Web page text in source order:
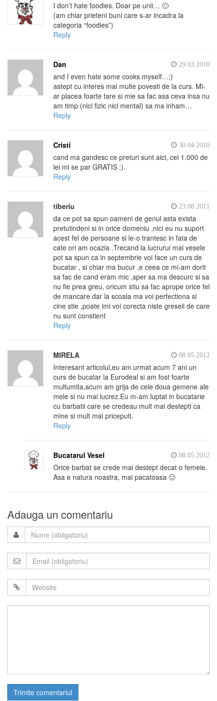
I don’t hate foodies. Doar pe unii… 🙂
(am chiar prieteni buni care s-ar incadra la
categoria “foodies”)
Reply
29.03.2010
Dan
and I even hate some cooks myself…;)
astept cu interes mai multe povesti de la curs. Mi-
ar placea foarte tare si mie sa fac asa ceva insa nu
am timp (nici fizic nici mental) sa ma inham…
Reply
30.04.2010
Cristi
cand ma gandesc ce preturi sunt aici, cei 1.000 de
lei mi se par GRATIS :).
Reply
23.08.2011
tiberiu
da ce pot sa spun oameni de genul asta exista
pretutindeni si in orice domeniu ,nici eu nu suport
acest fel de persoane si le-o trantesc in fata de
cate ori am ocazia .Trecand la lucrurui mai vesele
pot sa spun ca in septembrie voi face un curs de
bucatar , si chiar ma bucur ,e ceea ce mi-am dorit
sa fac de cand eram mic ,sper sa ma descurc si sa
nu fie prea greu, oricum stiu sa fac aprope orice fel
de mancare dar la scoala ma voi perfectiona si
cine stie ,poate imi voi corecta niste greseli de care
nu sunt constient
Reply
08.05.2012
MIRELA
Interesant articolul,eu am urmat acum 7 ani un
curs de bucatar la Eurodeal si am fost foarte
multumita,acum am grija de cele doua gemene ale
mele si nu mai lucrez.Eu m-am luptat in bucatarie
cu barbatii care se credeau mult mai destepti ca
mine si mult mai priceputi.
Reply
08.05.2012
Bucatarul Vesel
Orice barbat se crede mai destept decat o femeie.
Asa e natura noastra, mai pacatoasa 🙂
Adauga un comentariu